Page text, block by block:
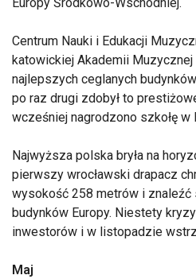
Centrum Nauki i Edukacji
katowickiej Akademii
najlepszych ceglanych
po raz drugi zdobył to
wcześniej nagrodzono szkołę w
Najwyższa polska bryła na
pierwszy wrocławski drapacz
wysokość 258 metrów i znaleźć
budynków Europy. Niestety
inwestorów i w listopadzie
Maj